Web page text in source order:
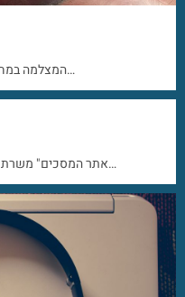
המצלמה במחשב היא חלק חשוב מאוד במקבוק ומוטב…
"אתר המסכים" משרת קהילה צרכנית הצורכת שירותי תיקונים…